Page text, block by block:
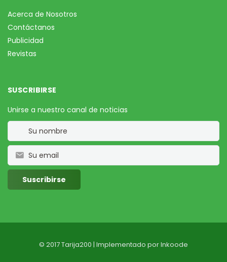
Acerca de Nosotros
Contáctanos
Publicidad
Revistas
SUSCRIBIRSE
Unirse a nuestro canal de noticias
© 2017 Tarija200 | Implementado porInkoode